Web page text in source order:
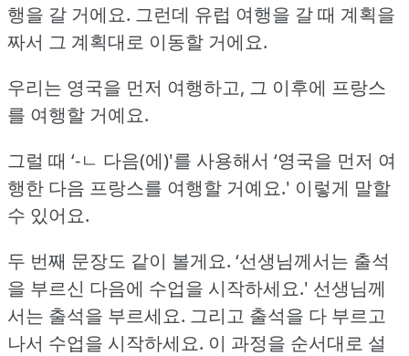
행을 갈 거에요. 그런데 유럽 여행을 갈 때 계획을
짜서 그 계획대로 이동할 거에요.
우리는 영국을 먼저 여행하고, 그 이후에 프랑스
를 여행할 거예요.
그럴 때 ‘-ㄴ 다음(에)'를 사용해서 ‘영국을 먼저 여
행한 다음 프랑스를 여행할 거예요.' 이렇게 말할
수 있어요.
두 번째 문장도 같이 볼게요. ‘선생님께서는 출석
을 부르신 다음에 수업을 시작하세요.' 선생님께
서는 출석을 부르세요. 그리고 출석을 다 부르고
나서 수업을 시작하세요. 이 과정을 순서대로 설